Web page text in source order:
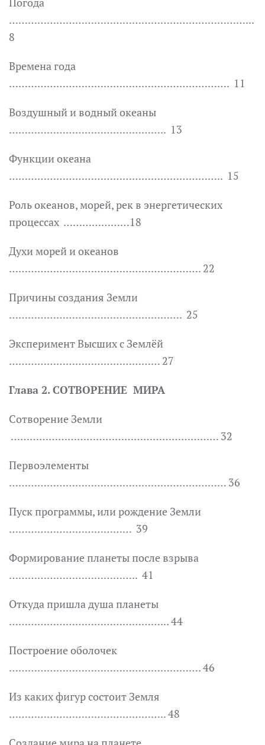
…………………………………………………………………...
8
Времена года
……………………………………………………………. 11
Воздушный и водный океаны
………………………………………….. 13
Функции океана
………………………………………………………….. 15
Роль океанов, морей, рек в энергетических
процессах …………………18
Духи морей и океанов
……………………………………………………. 22
Причины создания Земли
………………………………………………. 25
Эксперимент Высших с Землёй
………………………………………… 27
Глава 2. СОТВОРЕНИЕ МИРА
Сотворение Земли
………………………………………………………… 32
Первоэлементы
…………………………………………………………… 36
Пуск программы, или рождение Земли
………………………………… 39
Формирование планеты после взрыва
………………………………….. 41
Откуда пришла душа планеты
…………………………………………... 44
Построение оболочек
……………………………………………………. 46
Из каких фигур состоит Земля
………………………………………….. 48